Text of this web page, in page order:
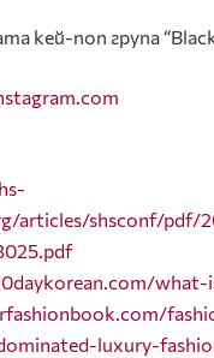
кей-поп група
articles/shsconf/pdf/
luxury-